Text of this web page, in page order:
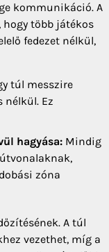
kommunikáció. A
több játékos
fedezet nélkül,
túl messzire
nélkül. Ez
hagyása: Mindig
zóna
A túl
vezethet, míg a